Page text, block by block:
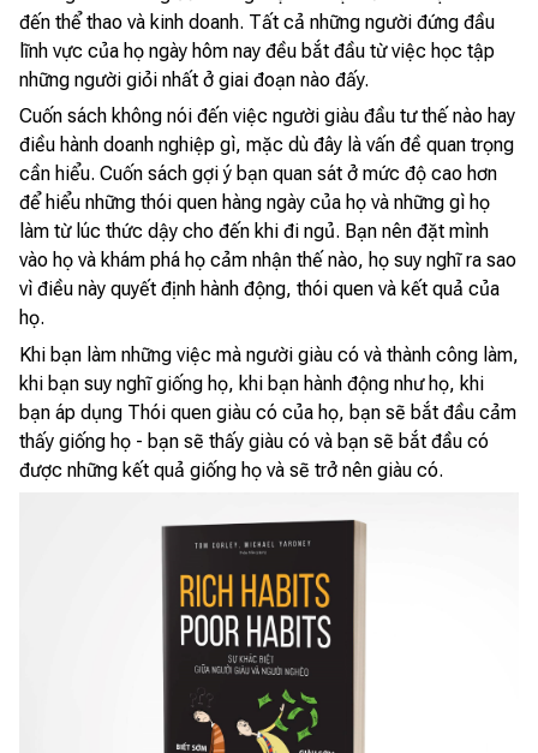
đến thể thao và kinh doanh. Tất cả những người đứng đầu
lĩnh vực của họ ngày hôm nay đều bắt đầu từ việc học tập
những người giỏi nhất ở giai đoạn nào đấy.
Cuốn sách không nói đến việc người giàu đầu tư thế nào hay
điều hành doanh nghiệp gì, mặc dù đây là vấn đề quan trọng
cần hiểu. Cuốn sách gợi ý bạn quan sát ở mức độ cao hơn
để hiểu những thói quen hàng ngày của họ và những gì họ
làm từ lúc thức dậy cho đến khi đi ngủ. Bạn nên đặt mình
vào họ và khám phá họ cảm nhận thế nào, họ suy nghĩ ra sao
vì điều này quyết định hành động, thói quen và kết quả của
họ.
Khi bạn làm những việc mà người giàu có và thành công làm,
khi bạn suy nghĩ giống họ, khi bạn hành động như họ, khi
bạn áp dụng Thói quen giàu có của họ, bạn sẽ bắt đầu cảm
thấy giống họ - bạn sẽ thấy giàu có và bạn sẽ bắt đầu có
được những kết quả giống họ và sẽ trở nên giàu có.